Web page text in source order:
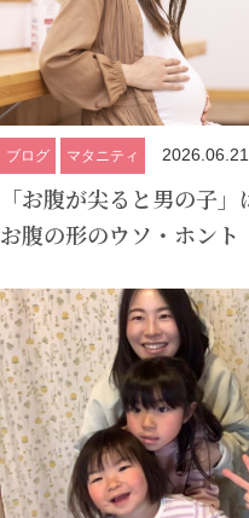
ブログ マタニティ 2026.06.21
「お腹が尖ると男の子
お腹の形のウソ・ホント